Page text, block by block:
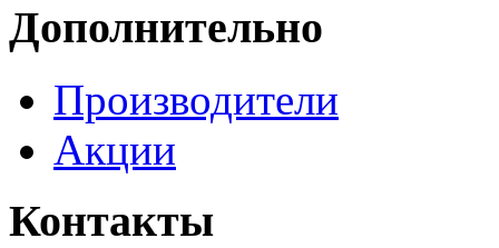
Дополнительно
Производители
Акции
Контакты